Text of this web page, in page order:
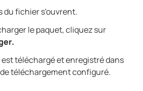
du fichier s'ouvrent.
le paquet, cliquez sur
est téléchargé et enregistré dans
téléchargement configuré.